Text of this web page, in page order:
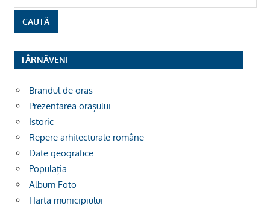
TÂRNĂVENI
Brandul de oras
Prezentarea orașului
Istoric
Repere arhitecturale române
Date geografice
Populația
Album Foto
Harta municipiului